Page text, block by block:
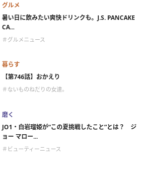
グルメ
暑い日に飲みたい爽快ドリンクも。J.S. PANCAKE
CA...
＃グルメニュース
暮らす
【第746話】おかえり
＃ないものねだりの女達。
磨く
JO1・白岩瑠姫が“この夏挑戦したこと”とは？ ジ
ョー マロー...
＃ビューティーニュース